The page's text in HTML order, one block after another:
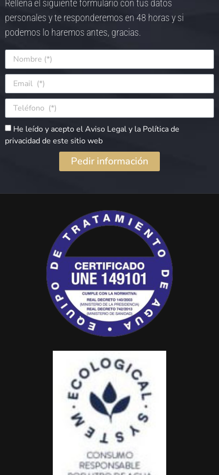
Rellena el siguiente formulario con tus datos
personales y te responderemos en 48 horas y si
podemos lo haremos antes, gracias.
He leído y acepto el Aviso Legal y la Política de
privacidad de este sitio web
Pedir información